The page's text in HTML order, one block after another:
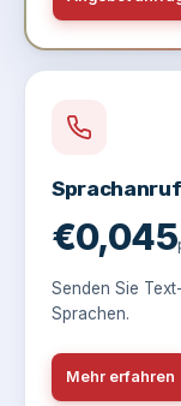
€0,045
Senden Sie
Sprachen.
Mehr erfahren